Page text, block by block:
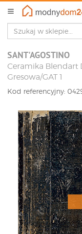
SANT'AGOSTINO
Ceramika Blendart
Gresowa/GAT 1
Kod referencyjny: